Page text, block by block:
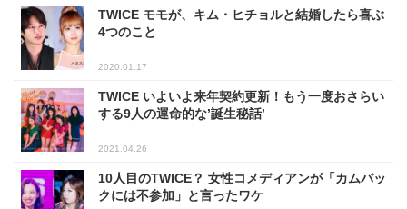
TWICE モモが、キム・ヒチョルと結婚したら喜ぶ
4つのこと
2020.01.17
TWICE いよいよ来年契約更新！もう一度おさらい
する9人の運命的な’誕生秘話’
2021.04.26
10人目のTWICE？ 女性コメディアンが「カムバッ
クには不参加」と言ったワケ